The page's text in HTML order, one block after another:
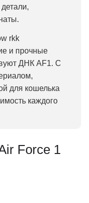
rkk
и прочные
ДНК AF1. С
для кошелька
каждого
Force 1